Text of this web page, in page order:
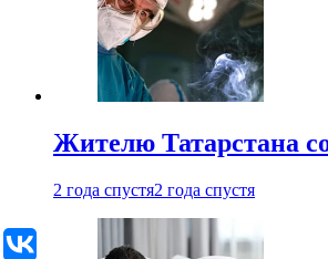
Жителю Татарстана
2 года спустя2 года спустя